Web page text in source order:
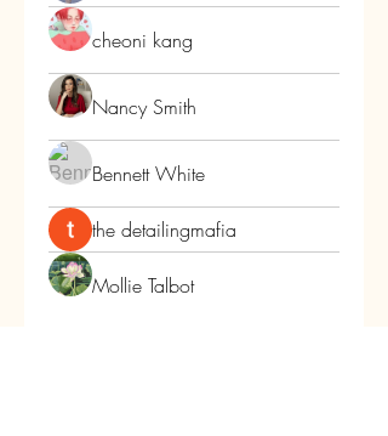
cheoni kang
Nancy Smith
Bennett White
the detailingmafia
Mollie Talbot